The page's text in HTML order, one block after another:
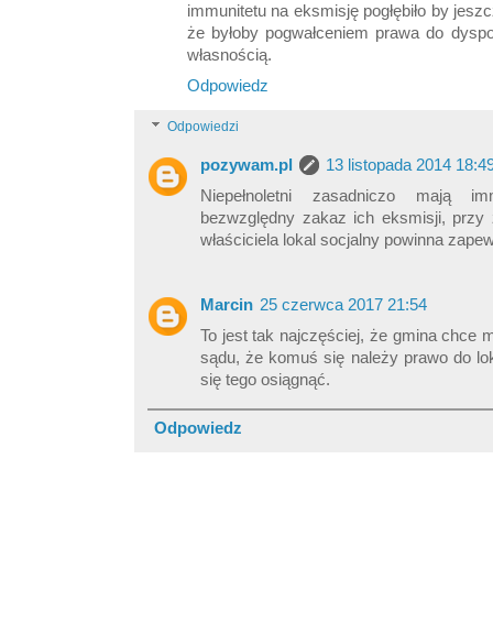
immunitetu na eksmisję pogłębiło by
że byłoby pogwałceniem prawa do
własnością.
Odpowiedz
Odpowiedzi
pozywam.pl
13 listopada 2014
Niepełnoletni zasadniczo mają
bezwzględny zakaz ich eksmisji, przy
właściciela lokal socjalny powinna
Marcin 25 czerwca 2017 21:54
To jest tak najczęściej, że gmina chce
sądu, że komuś się należy prawo do
się tego osiągnąć.
Odpowiedz